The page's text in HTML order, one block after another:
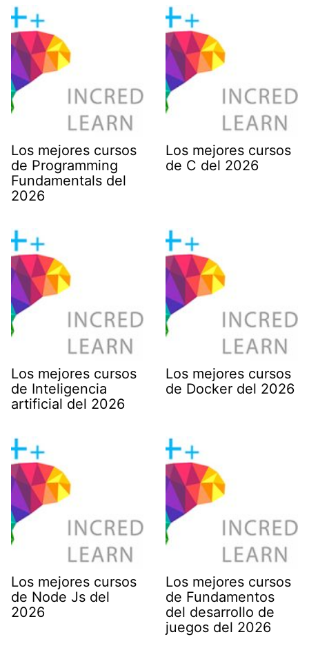
Los mejores cursos
de Programming
Fundamentals del
2026
Los mejores cursos
de C del 2026
Los mejores cursos
de Inteligencia
artificial del 2026
Los mejores cursos
de Docker del 2026
Los mejores cursos
de Node Js del
2026
Los mejores cursos
de Fundamentos
del desarrollo de
juegos del 2026